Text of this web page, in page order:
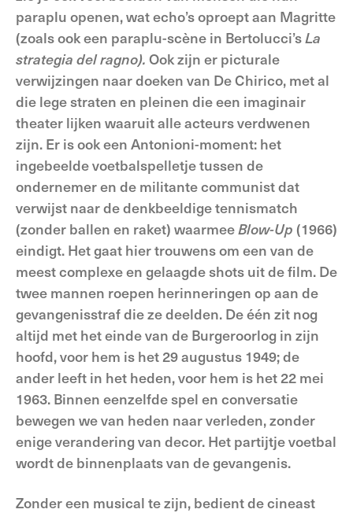
paraplu openen, wat echo’s oproept aan Magritte
(zoals ook een paraplu-scène in Bertolucci’sLa
strategia del ragno). Ook zijn er picturale
verwijzingen naar doeken van De Chirico, met al
die lege straten en pleinen die een imaginair
theater lijken waaruit alle acteurs verdwenen
zijn. Er is ook een Antonioni-moment: het
ingebeelde voetbalspelletje tussen de
ondernemer en de militante communist dat
verwijst naar de denkbeeldige tennismatch
(zonder ballen en raket) waarmeeBlow-Up (1966)
eindigt. Het gaat hier trouwens om een van de
meest complexe en gelaagde shots uit de film. De
twee mannen roepen herinneringen op aan de
gevangenisstraf die ze deelden. De één zit nog
altijd met het einde van de Burgeroorlog in zijn
hoofd, voor hem is het 29 augustus 1949; de
ander leeft in het heden, voor hem is het 22 mei
1963. Binnen eenzelfde spel en conversatie
bewegen we van heden naar verleden, zonder
enige verandering van decor. Het partijtje voetbal
wordt de binnenplaats van de gevangenis.
Zonder een musical te zijn, bedient de cineast